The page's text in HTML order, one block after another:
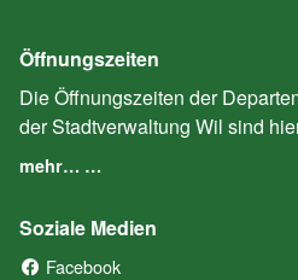
Öffnungszeiten
Die Öffnungszeiten der
der Stadtverwaltung Wil sind
mehr… …
Soziale Medien
Facebook